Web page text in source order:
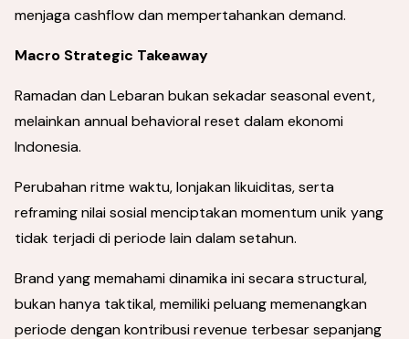
menjaga cashflow dan mempertahankan demand.
Macro Strategic Takeaway
Ramadan dan Lebaran bukan sekadar seasonal event,
melainkan annual behavioral reset dalam ekonomi
Indonesia.
Perubahan ritme waktu, lonjakan likuiditas, serta
reframing nilai sosial menciptakan momentum unik yang
tidak terjadi di periode lain dalam setahun.
Brand yang memahami dinamika ini secara structural,
bukan hanya taktikal, memiliki peluang memenangkan
periode dengan kontribusi revenue terbesar sepanjang